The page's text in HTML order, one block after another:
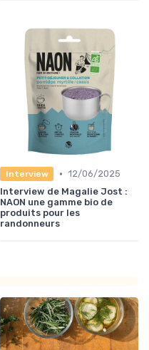
Interview • 12/06/2025
Interview de Magalie Jost :
NAON une gamme bio de
produits pour les
randonneurs